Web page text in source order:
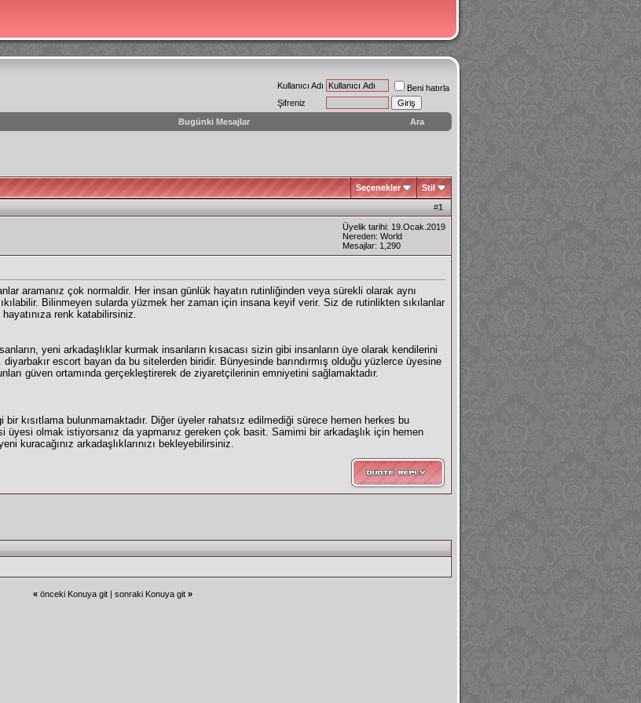
Kullanıcı Adı
Beni hatırla
Şifreniz
Bugünki Mesajlar Ara
Seçenekler Stil
#1
Üyelik tarihi: 19.Ocak.2019
Nereden: World
Mesajlar: 1,290
aramanız çok normaldir. Her insan günlük hayatın rutinliğinden veya sürekli olarak aynı
Bilinmeyen sularda yüzmek her zaman için insana keyif verir. Siz de rutinlikten sıkılanlar
renk katabilirsiniz.
yeni arkadaşlıklar kurmak insanların kısacası sizin gibi insanların üye olarak kendilerini
escort bayan da bu sitelerden biridir. Bünyesinde barındırmış olduğu yüzlerce üyesine
güven ortamında gerçekleştirerek de ziyaretçilerinin emniyetini sağlamaktadır.
kısıtlama bulunmamaktadır. Diğer üyeler rahatsız edilmediği sürece hemen herkes bu
üyesi olmak istiyorsanız da yapmanız gereken çok basit. Samimi bir arkadaşlık için hemen
kuracağınız arkadaşlıklarınızı bekleyebilirsiniz.
« önceki Konuya git| sonraki Konuya git »